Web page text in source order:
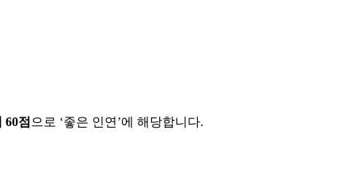
60점 으로 ‘좋은 인연 ’에 해당합니다.